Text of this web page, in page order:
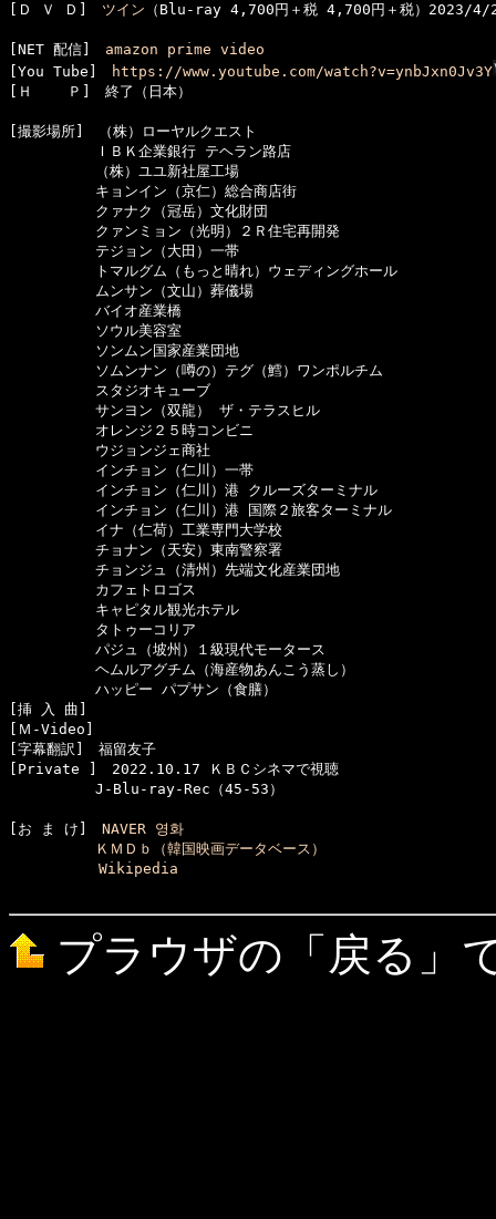
[Ｄ Ｖ Ｄ] ツイン （Blu-ray 4,700円＋税 4,700円＋税）2023/4/
[NET 配信] amazon prime video
[You Tube]
https://www.youtube.com/watch?v=ynbJxn0Jv3Y
[Ｈ    Ｐ]　終了（日本）
[撮影場所]　（株）ローヤルクエスト
ＩＢＫ企業銀行 テヘラン路店
（株）ユユ新社屋工場
キョンイン（京仁）総合商店街
クァナク（冠岳）文化財団
クァンミョン（光明）２Ｒ住宅再開発
テジョン（大田）一帯
トマルグム（もっと晴れ）ウェディングホール
ムンサン（文山）葬儀場
バイオ産業橋
ソウル美容室
ソンムン国家産業団地
ソムンナン（噂の）テグ（鱈）ワンポルチム
スタジオキューブ
サンヨン（双龍） ザ・テラスヒル
オレンジ２５時コンビニ
ウジョンジェ商社
インチョン（仁川）一帯
インチョン（仁川）港 クルーズターミナル
インチョン（仁川）港 国際２旅客ターミナル
イナ（仁荷）工業専門大学校
チョナン（天安）東南警察署
チョンジュ（清州）先端文化産業団地
カフェトロゴス
キャピタル観光ホテル
タトゥーコリア
パジュ（坡州）１級現代モータース
ヘムルアグチム（海産物あんこう蒸し）
ハッピー パプサン（食膳）
[挿 入 曲]
[Ｍ-Video]
[字幕翻訳]　福留友子
[Private ]　2022.10.17 ＫＢＣシネマで視聴
[お ま け] NAVER 영화
ＫＭＤｂ（韓国映画データベース）
Wikipedia
プラウザの「戻る」